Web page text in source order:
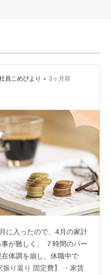
員こめびより • 3ヶ月前
に入ったので、4月の家計
が難しく、 ７時間のパー
体調を崩し、休職中で
り返り 固定費】 ・家賃